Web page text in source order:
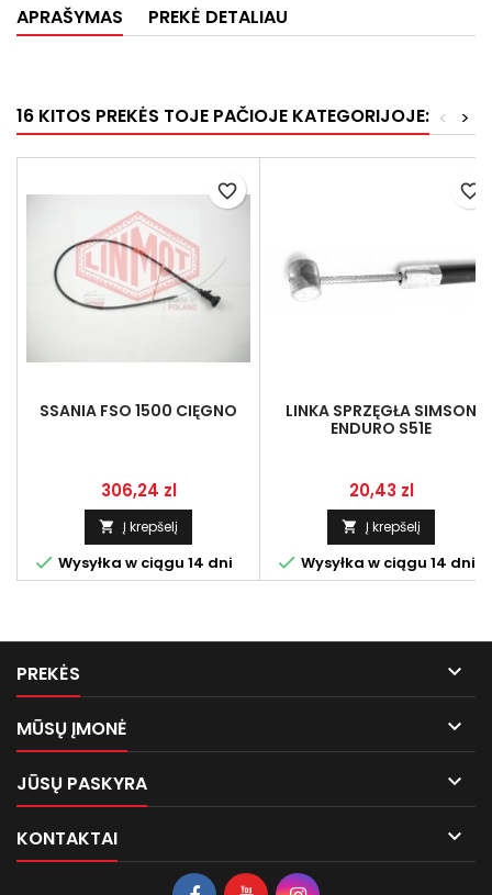
APRAŠYMAS PREKĖ DETALIAU
16 KITOS PREKĖS TOJE PAČIOJE KATEGORIJOJE: >
<
SSANIA FSO 1500 CIĘGNO
Kaina
306,24 zl
 Į krepšelį
 Wysyłka w ciągu 14 dni
favorite_border
LINKA SPRZĘGŁA SIMSON
ENDURO S51E
Kaina
20,43 zl
 Į krepšelį
 Wysyłka w ciągu 14 dni
favorite_border
PREKĖS 
MŪSŲ ĮMONĖ 
JŪSŲ PASKYRA 
KONTAKTAI 